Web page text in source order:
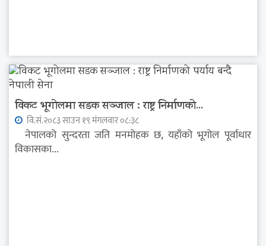
विकट भूगोलमा सडक सञ्जाल : राष्ट्र निर्माणको...
वि.सं.२०८३ साउन १९ मंगलवार ०८:३८
नेपालको सुन्दरता जति मनमोहक छ, यहाँको भूगोल पूर्वाधार
विकासका...